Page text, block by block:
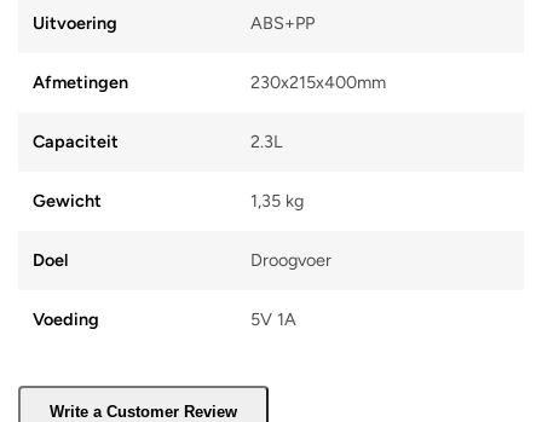
Uitvoering ABS+PP
Afmetingen 230x215x400mm
Capaciteit 2.3L
Gewicht 1,35 kg
Doel Droogvoer
Voeding 5V 1A
Write a Customer Review